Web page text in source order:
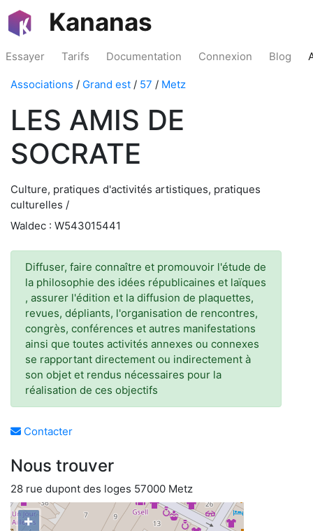
Kananas
Essayer Tarifs Documentation Connexion Blog
Associations / Grand est / 57 / Metz
LES AMIS DE
SOCRATE
Culture, pratiques d'activités artistiques, pratiques
culturelles /
Waldec : W543015441
Diffuser, faire connaître et promouvoir l'étude de
la philosophie des idées républicaines et laïques
, assurer l'édition et la diffusion de plaquettes,
revues, dépliants, l'organisation de rencontres,
congrès, conférences et autres manifestations
ainsi que toutes activités annexes ou connexes
se rapportant directement ou indirectement à
son objet et rendus nécessaires pour la
réalisation de ces objectifs
Contacter
Nous trouver
28 rue dupont des loges 57000 Metz
+